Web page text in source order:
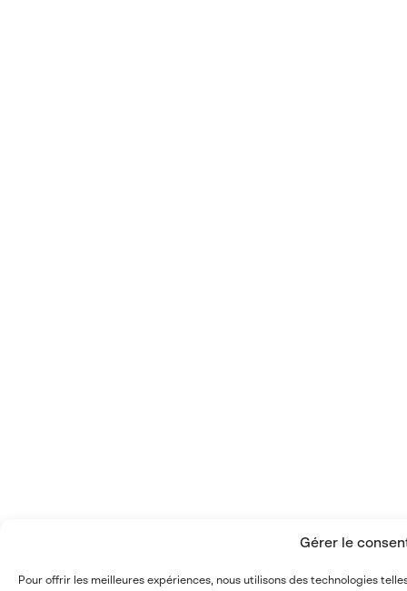
Gérer le
Pour offrir les meilleures expériences, nous utilisons des technologies